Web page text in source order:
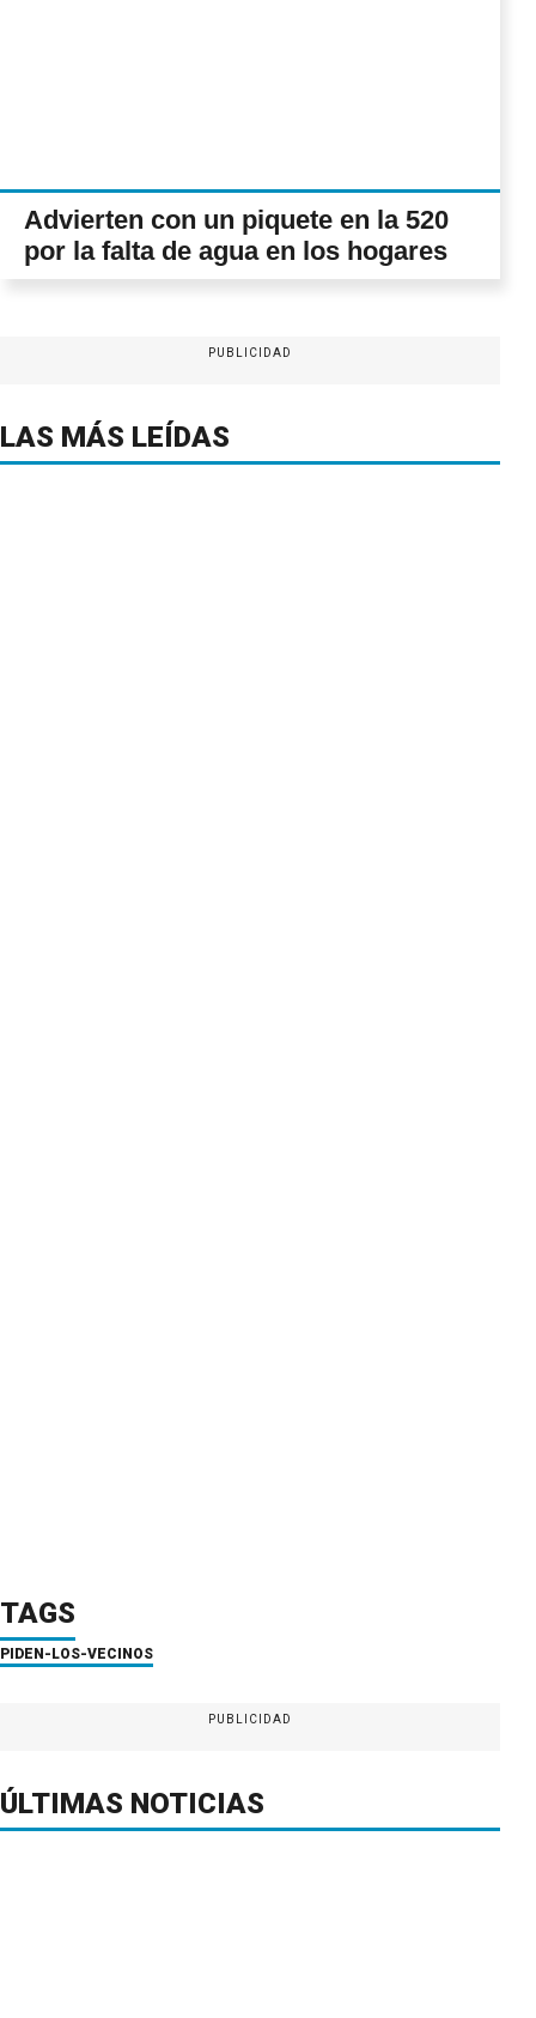
Advierten con un piquete en la 520
por la falta de agua en los hogares
PUBLICIDAD
LAS MÁS LEÍDAS
TAGS
PIDEN-LOS-VECINOS
PUBLICIDAD
ÚLTIMAS NOTICIAS